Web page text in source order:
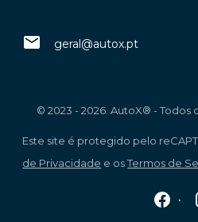
geral@autox.pt
© 2023 - 2026. AutoX® - Todos
Este site é protegido pelo
de Privacidade e osTermos de